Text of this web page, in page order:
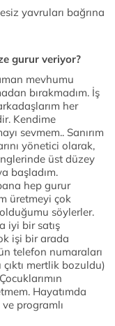
yavruları bağrına
gurur veriyor?
mevhumu
bırakmadım. İş
her
Kendime
sevmem.. Sanırım
yönetici olarak,
üst düzey
başladım.
hep gurur
üretmeyi çok
söylerler.
iyi bir satış
işi bir arada
telefon numaraları
mertlik bozuldu)
Hayatımda
programlı